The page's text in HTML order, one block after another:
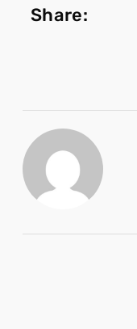
Share: